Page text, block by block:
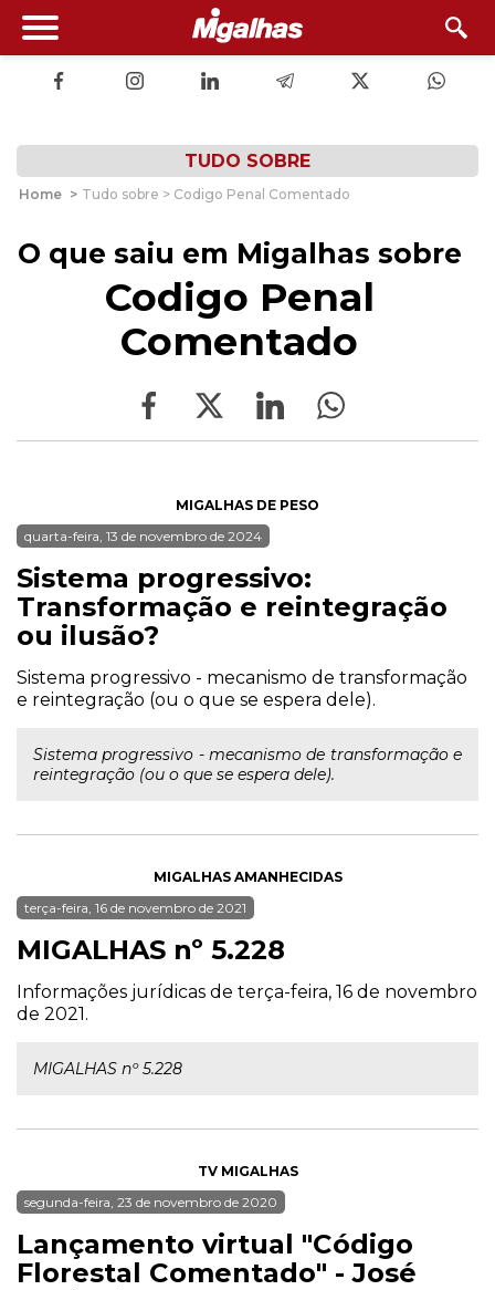
TUDO SOBRE
Home > Tudo sobre > Codigo Penal Comentado
O que saiu em Migalhas sobre
Codigo Penal
Comentado
MIGALHAS DE PESO
quarta-feira, 13 de novembro de 2024
Sistema progressivo:
Transformação e reintegração
ou ilusão?
Sistema progressivo - mecanismo de transformação
e reintegração (ou o que se espera dele).
Sistema progressivo - mecanismo de transformação e
reintegração (ou o que se espera dele).
MIGALHAS AMANHECIDAS
terça-feira, 16 de novembro de 2021
MIGALHAS nº 5.228
Informações jurídicas de terça-feira, 16 de novembro
de 2021.
MIGALHAS nº 5.228
TV MIGALHAS
segunda-feira, 23 de novembro de 2020
Lançamento virtual "Código
Florestal Comentado" - José